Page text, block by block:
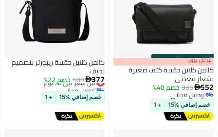
00m:00s
·باقي 100% عرض برق
كالفن كلاين حقيبة كتف صغيرة
بشعار معدني
552
935خصم 40%
توصيل مجاني
توصيل مجاني
خصم إضافي %15 + 1
كالفن كلاين حقيبة ريبورتر بتصميم
نحيف
377
489خصم 22%
أقل سعر في 30 يوم
توصيل مجاني
أقل سعر في 30 يوم
خصم إضافي %15 + 1